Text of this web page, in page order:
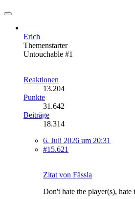
Erich
Themenstarter
Untouchable #1
Reaktionen
13.204
Punkte
31.642
Beiträge
18.314
6. Juli 2026 um 20:31
#15.621
Zitat von Fässla
Don't hate the player(s), hate